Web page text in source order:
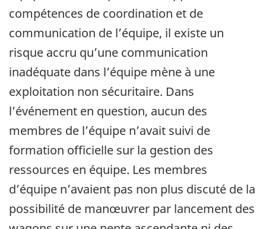
compétences de coordination et de
communication de l’équipe, il existe un
risque accru qu’une communication
inadéquate dans l’équipe mène à une
exploitation non sécuritaire. Dans
l’événement en question, aucun des
membres de l’équipe n’avait suivi de
formation officielle sur la gestion des
ressources en équipe. Les membres
d’équipe n’avaient pas non plus discuté de la
possibilité de manœuvrer par lancement des